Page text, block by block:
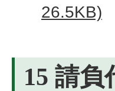
26.5KB)
15 請負